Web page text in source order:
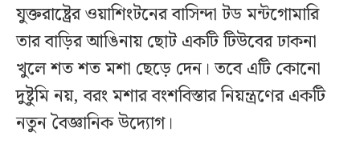
যুক্তরাষ্ট্রের ওয়াশিংটনের বাসিন্দা টড মন্টগোমারি
তার বাড়ির আঙিনায় ছোট একটি টিউবের ঢাকনা
খুলে শত শত মশা ছেড়ে দেন। তবে এটি কোনো
দুষ্টুমি নয়, বরং মশার বংশবিস্তার নিয়ন্ত্রণের একটি
নতুন বৈজ্ঞানিক উদ্যোগ।